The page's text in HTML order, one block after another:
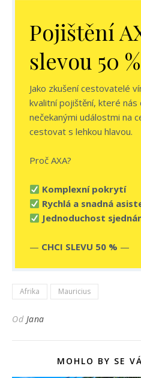
Pojištění
slevou 50 %
Jako zkušení cestovatelé
kvalitní pojištění, které nás
nečekanými událostmi na
cestovat s lehkou hlavou.
Proč AXA?
Komplexní pokrytí
Rychlá a snadná
Jednoduchost
— CHCI SLEVU 50 % —
Afrika Mauricius
Od Jana
MOHLO BY SE